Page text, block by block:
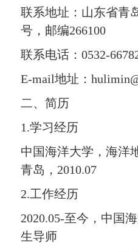
联系地址：山东省青
号，邮编266100
联系电话：0532-
E-mail地址：
二、简历
1.学习经历
中国海洋大学，海洋
青岛，2010.07
2.工作经历
2020.05-至今，中国
生导师